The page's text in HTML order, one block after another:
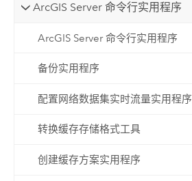
ArcGIS Server 命令行实用程序
ArcGIS Server 命令行实用程序
备份实用程序
配置网络数据集实时流量实用程序
转换缓存存储格式工具
创建缓存方案实用程序